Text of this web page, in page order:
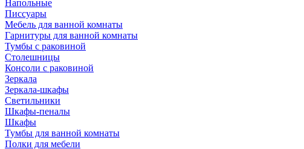
Напольные
Писсуары
Мебель для ванной комнаты
Гарнитуры для ванной комнаты
Тумбы с раковиной
Столешницы
Консоли с раковиной
Зеркала
Зеркала-шкафы
Светильники
Шкафы-пеналы
Шкафы
Тумбы для ванной комнаты
Полки для мебели